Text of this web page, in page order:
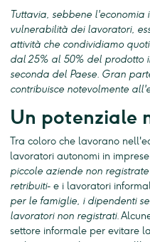
Tuttavia, sebbene
vulnerabilità dei lavoratori,
attività che condividiamo
dal 25% al 50% del prodotto
seconda del Paese. Gran
contribuisce notevolmente
Un potenziale
Tra coloro che lavorano
lavoratori autonomi in
piccole aziende non
retribuiti- e i lavoratori
per le famiglie, i dipendenti
lavoratori non registrati.
settore informale per evitare